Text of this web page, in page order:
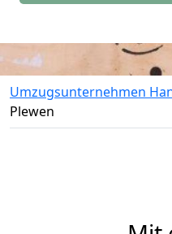
Umzugsunternehmen
Plewen